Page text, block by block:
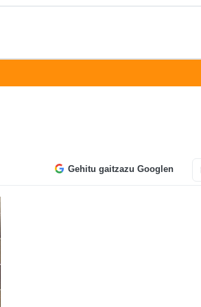
Gehitu gaitzazu Googlen